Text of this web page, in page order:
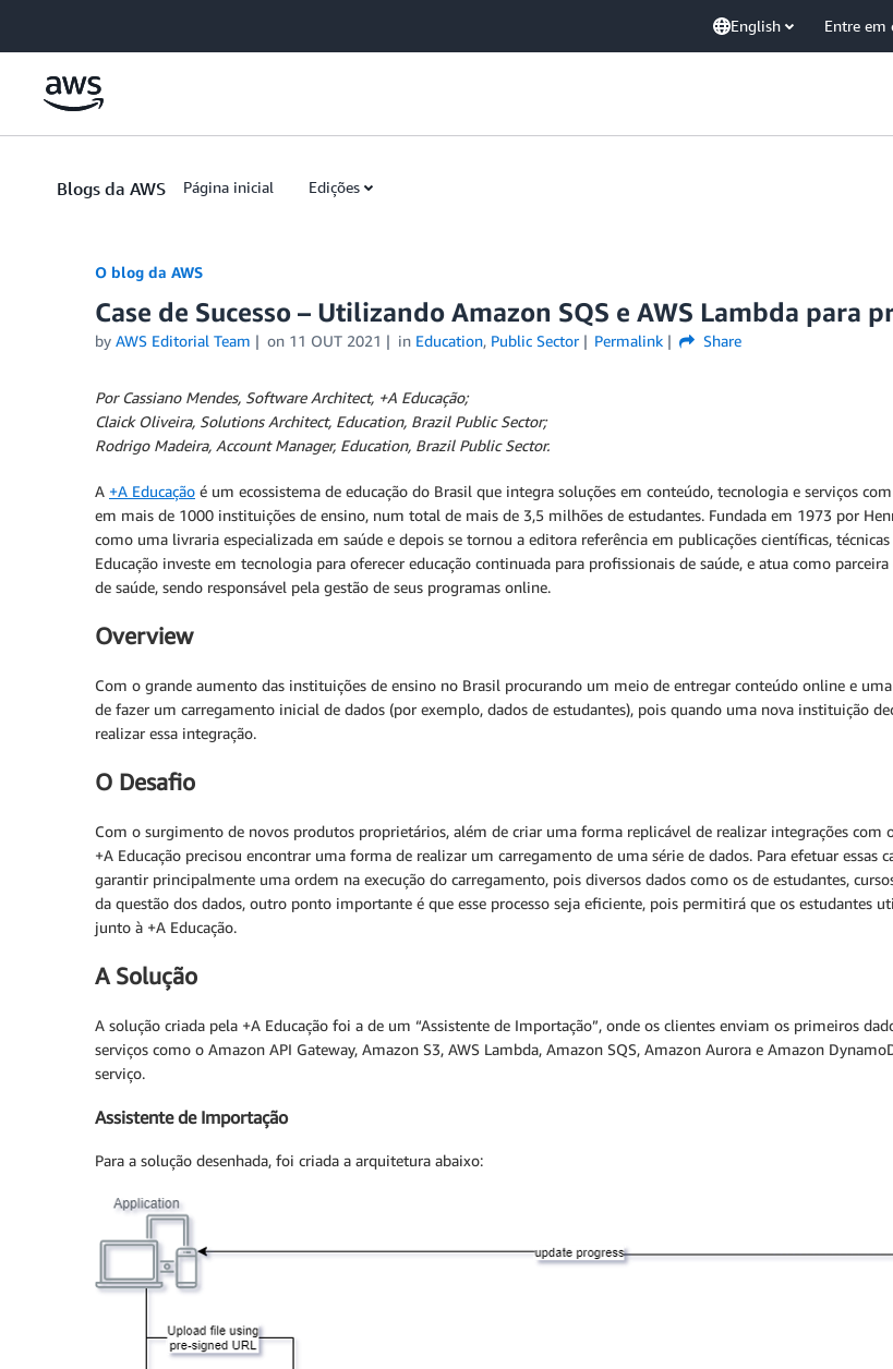
English Entre em
Blogs da AWS Página inicial Edições
O blog da AWS
Case de Sucesso – Utilizando Amazon SQS e AWS Lambda para
by AWS Editorial Team on 11 OUT 2021 in Education, Public Sector Permalink Share
Por Cassiano Mendes, Software Architect, +A Educação;
Claick Oliveira, Solutions Architect, Education, Brazil Public Sector;
Rodrigo Madeira, Account Manager, Education, Brazil Public Sector.
A +A Educação é um ecossistema de educação do Brasil que integra soluções em conteúdo, tecnologia e serviços
em mais de 1000 instituições de ensino, num total de mais de 3,5 milhões de estudantes. Fundada em 1973 por
como uma livraria especializada em saúde e depois se tornou a editora referência em publicações científicas,
Educação investe em tecnologia para oferecer educação continuada para profissionais de saúde, e atua como
de saúde, sendo responsável pela gestão de seus programas online.
Overview
Com o grande aumento das instituições de ensino no Brasil procurando um meio de entregar conteúdo online e
de fazer um carregamento inicial de dados (por exemplo, dados de estudantes), pois quando uma nova instituição
realizar essa integração.
O Desafio
Com o surgimento de novos produtos proprietários, além de criar uma forma replicável de realizar integrações com
+A Educação precisou encontrar uma forma de realizar um carregamento de uma série de dados. Para efetuar essas
garantir principalmente uma ordem na execução do carregamento, pois diversos dados como os de estudantes,
da questão dos dados, outro ponto importante é que esse processo seja eficiente, pois permitirá que os
junto à +A Educação.
A Solução
A solução criada pela +A Educação foi a de um “Assistente de Importação”, onde os clientes enviam os primeiros
serviços como o Amazon API Gateway, Amazon S3, AWS Lambda, Amazon SQS, Amazon Aurora e Amazon
serviço.
Assistente de Importação
Para a solução desenhada, foi criada a arquitetura abaixo: